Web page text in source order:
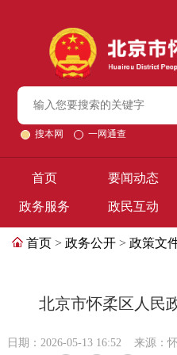
搜本网 一网通查
首页 要闻动态
政务服务 政民互动
首页 > 政务公开 > 政策文
北京市怀柔区人民
日期：2026-05-13 16:52 来源：